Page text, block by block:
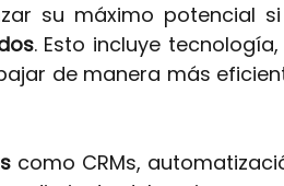
su máximo potencial
. Esto incluye
de manera más
como CRMs,